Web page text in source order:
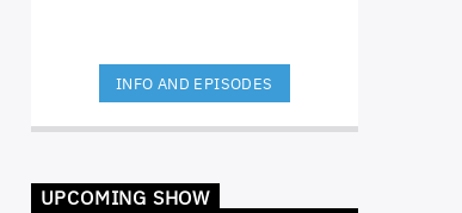
INFO AND EPISODES
UPCOMING SHOW